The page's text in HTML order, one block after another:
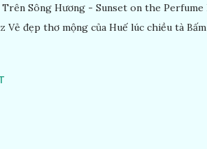
Sông Hương - Sunset on the
Vẻ đẹp thơ mộng của Huế lúc chiều tà